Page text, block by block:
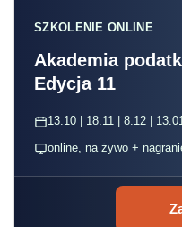
SZKOLENIE ONLINE
Akademia
Edycja 11
13.10 | 18.11 | 8.12 |
online, na żywo +